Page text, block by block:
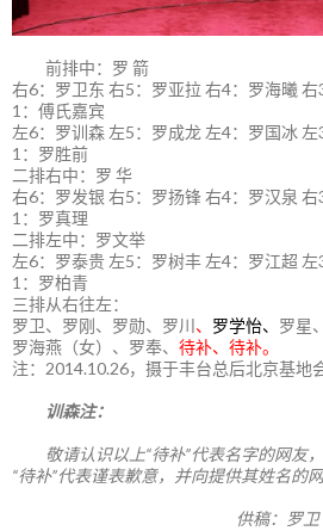
前排中：罗 箭
右6：罗卫东 右5：罗亚拉 右4：罗海曦
1：傅氏嘉宾
左6：罗训森 左5：罗成龙 左4：罗国冰
1：罗胜前
二排右中：罗 华
右6：罗发银 右5：罗扬锋 右4：罗汉泉
1：罗真理
二排左中：罗文举
左6：罗泰贵 左5：罗树丰 左4：罗江超 左3
1：罗柏青
三排从右往左：
罗卫、罗刚、罗勋、罗川 、 罗学怡、 罗星
罗海燕（女）、罗奉、 待补、待补。
注：2014.10.26，摄于丰台总后北京基地
训森注：
敬请认识以上“待补”代表名字的网友
“待补”代表谨表歉意，并向提供其姓名的
供稿：罗